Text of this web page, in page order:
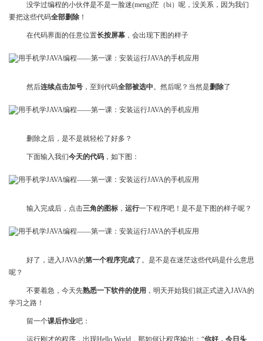
没学过编程的小伙伴是不是一脸迷(meng)茫（bi）呢，没关系，因为我们
要把这些代码全部删除 ！
在代码界面的任意位置长按屏幕 ，会出现下图的样子
然后连续点击加号 ，至到代码全部被选中。然后呢？当然是删除了
删除之后，是不是就轻松了好多？
下面输入我们今天的代码 ，如下图：
输入完成后，点击三角的图标 ， 运行一下程序吧！是不是下图的样子呢？
好了，进入JAVA的第一个程序完成了。是不是在迷茫这些代码是什么意思
呢？
不要着急，今天先熟悉一下软件的使用 ，明天开始我们就正式进入JAVA的
学习之路！
留一个课后作业吧：
运行刚才的程序，出现Hello World，那如何让程序输出：“你好，今日头